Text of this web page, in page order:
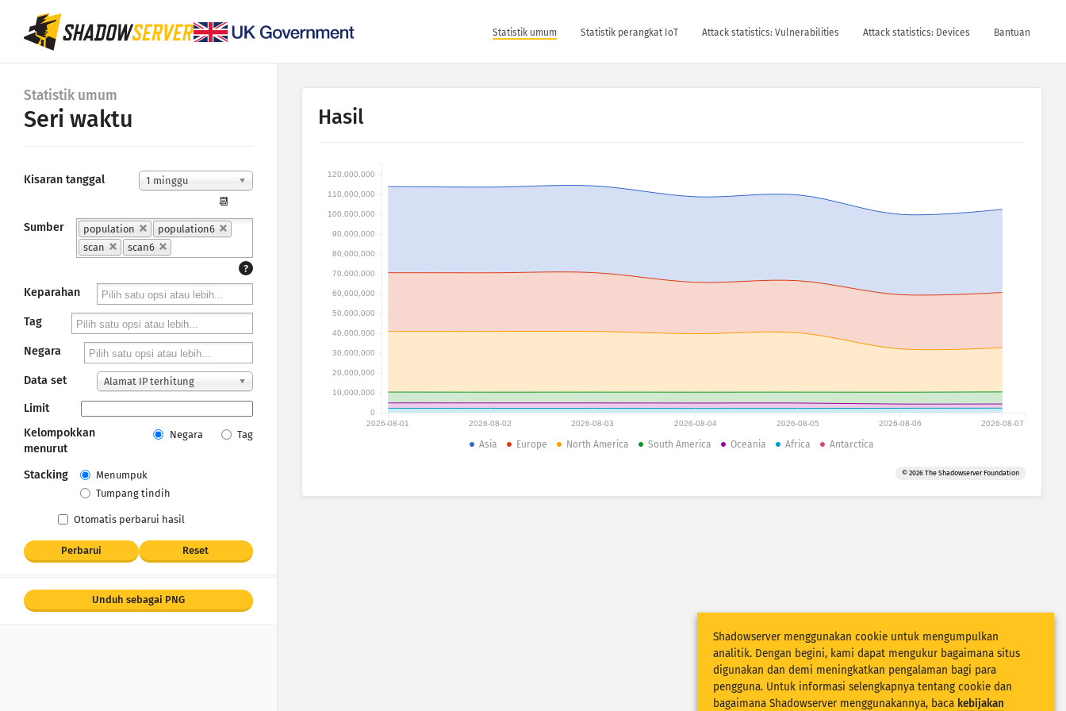
Statistik umum Statistik perangkat IoT Attack statistics: Vulnerabilities Attack statistics: Devices Bantuan
Statistik umum
Seri waktu
Kisaran tanggal 1 minggu
📆
Sumber
population
population6
scan
scan6
?
Keparahan
Tag
Negara
Data set Alamat IP terhitung
Limit
Kelompokkan
menurut
Negara Tag
Stacking
Menumpuk
Tumpang tindih
Otomatis perbarui hasil
Perbarui Reset
Unduh sebagai PNG
Hasil
2026-08-01 2026-08-02 2026-08-03 2026-08-04 2026-08-05 2026-08-06 2026-08-07
0
10,000,000
20,000,000
30,000,000
40,000,000
50,000,000
60,000,000
70,000,000
80,000,000
90,000,000
100,000,000
110,000,000
120,000,000
Asia Europe North America South America Oceania Africa Antarctica
© 2026 The Shadowserver Foundation
Shadowserver menggunakan cookie untuk mengumpulkan
analitik. Dengan begini, kami dapat mengukur bagaimana situs
digunakan dan demi meningkatkan pengalaman bagi para
pengguna. Untuk informasi selengkapnya tentang cookie dan
bagaimana Shadowserver menggunakannya, baca kebijakan